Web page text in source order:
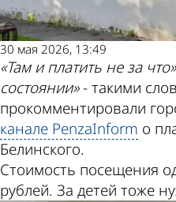
30 мая 2026, 13:49
«Там и платить не за
состоянии»- такими
прокомментировали
канале PenzaInform о
Белинского.
Стоимость посещения
рублей. За детей тоже